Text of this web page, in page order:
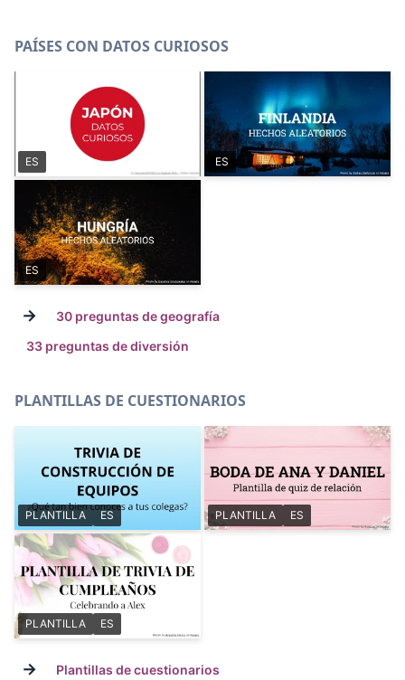
PAÍSES CON DATOS CURIOSOS
ES ES
ES
→
30 preguntas de geografía
33 preguntas de diversión
PLANTILLAS DE CUESTIONARIOS
PLANTILLA ES PLANTILLA ES
PLANTILLA ES
→ Plantillas de cuestionarios